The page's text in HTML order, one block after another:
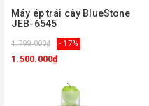
Máy ép trái cây BlueStone
JEB-6545
1.799.000₫ - 17%
1.500.000₫